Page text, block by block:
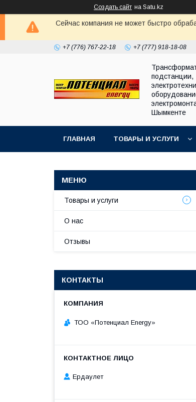
Создать сайт на Satu.kz
Сейчас компания не может быстро
+7 (776) 767-22-18 +7 (777) 918-18-08
подстанции,
Шымкенте
ГЛАВНАЯ ТОВАРЫ И УСЛУГИ
Товары и услуги
О нас
Отзывы
КОНТАКТЫ
ТОО «‎Потенциал Energy»‎
Ердаулет